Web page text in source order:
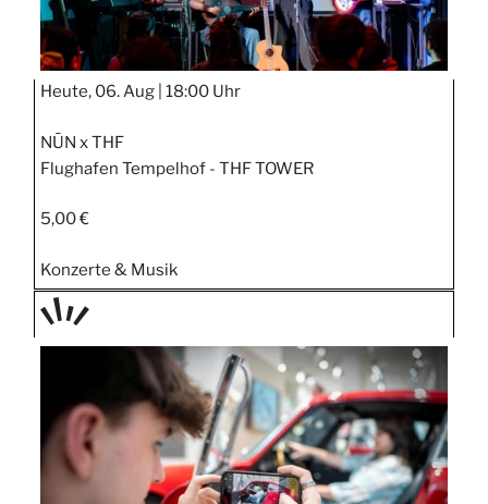
Heute, 06. Aug | 18:00 Uhr
NŪN x THF
Flughafen Tempelhof - THF TOWER
5,00 €
Konzerte & Musik
TAGE